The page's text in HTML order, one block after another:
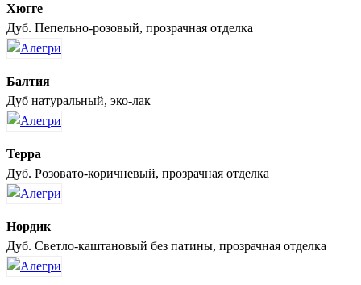
Хюгге
Дуб. Пепельно-розовый, прозрачная отделка
Балтия
Дуб натуральный, эко-лак
Терра
Дуб. Розовато-коричневый, прозрачная отделка
Нордик
Дуб. Светло-каштановый без патины, прозрачная отделка